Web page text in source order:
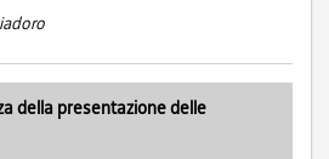
della presentazione delle